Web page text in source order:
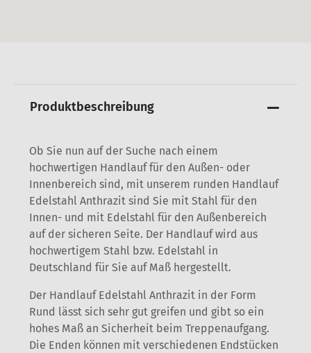
Produktbeschreibung
Ob Sie nun auf der Suche nach einem
hochwertigen Handlauf für den Außen- oder
Innenbereich sind, mit unserem runden Handlauf
Edelstahl Anthrazit sind Sie mit Stahl für den
Innen- und mit Edelstahl für den Außenbereich
auf der sicheren Seite. Der Handlauf wird aus
hochwertigem Stahl bzw. Edelstahl in
Deutschland für Sie auf Maß hergestellt.
Der Handlauf Edelstahl Anthrazit in der Form
Rund lässt sich sehr gut greifen und gibt so ein
hohes Maß an Sicherheit beim Treppenaufgang.
Die Enden können mit verschiedenen Endstücken